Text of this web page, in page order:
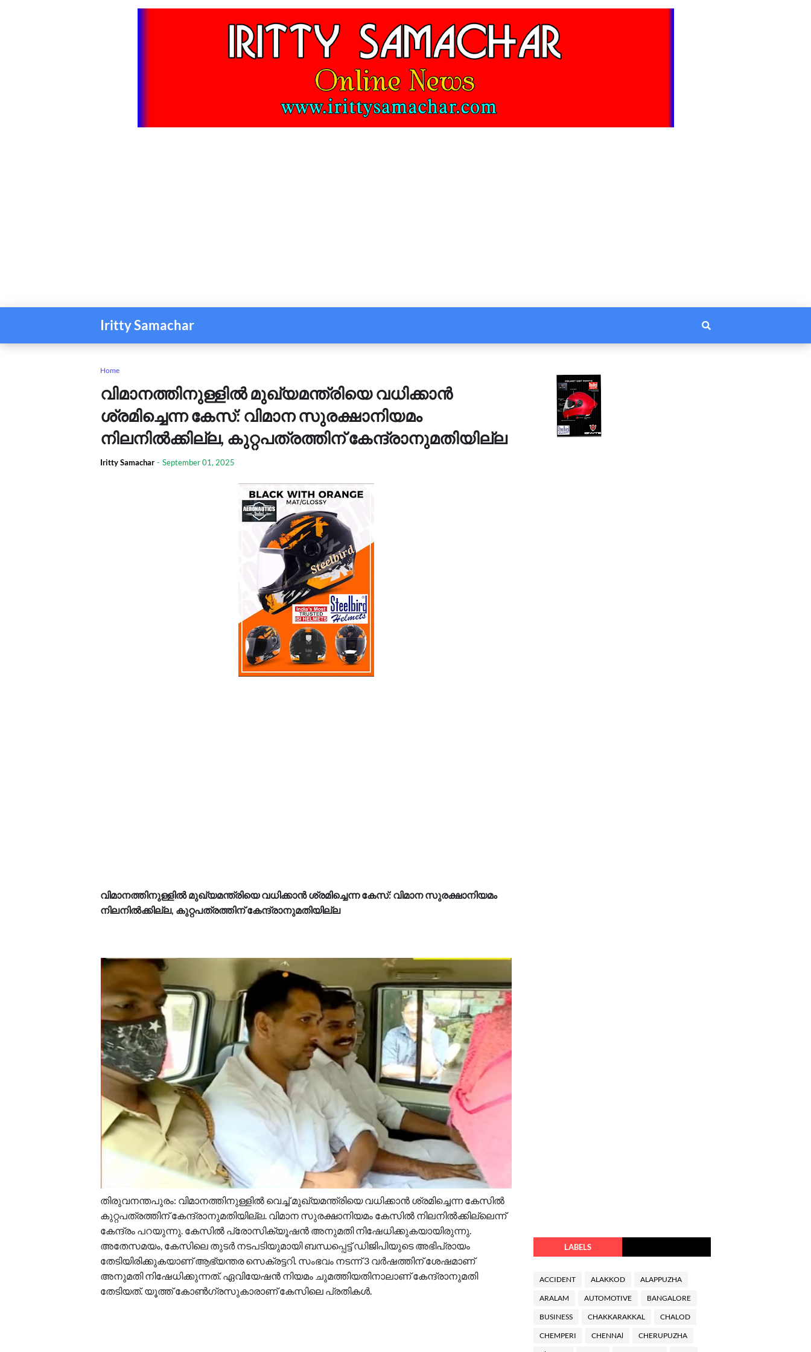
Iritty Samachar
Home
വിമാനത്തിനുള്ളിൽ മുഖ്യമന്ത്രിയെ വധിക്കാൻ
ശ്രമിച്ചെന്ന കേസ്: വിമാന സുരക്ഷാനിയമം
നിലനിൽക്കില്ല, കുറ്റപത്രത്തിന് കേന്ദ്രാനുമതിയില്ല
Iritty Samachar - September 01, 2025
വിമാനത്തിനുള്ളിൽ മുഖ്യമന്ത്രിയെ വധിക്കാൻ ശ്രമിച്ചെന്ന കേസ്: വിമാന സുരക്ഷാനിയമം
നിലനിൽക്കില്ല, കുറ്റപത്രത്തിന് കേന്ദ്രാനുമതിയില്ല
തിരുവനന്തപുരം: വിമാനത്തിനുള്ളിൽ വെച്ച് മുഖ്യമന്ത്രിയെ വധിക്കാൻ ശ്രമിച്ചെന്ന കേസിൽ
കുറ്റപത്രത്തിന് കേന്ദ്രാനുമതിയില്ല. വിമാന സുരക്ഷാനിയമം കേസിൽ നിലനിൽക്കില്ലെന്ന്
കേന്ദ്രം പറയുന്നു. കേസിൽ പ്രോസിക്യൂഷൻ അനുമതി നിഷേധിക്കുകയായിരുന്നു.
അതേസമയം, കേസിലെ തുടർ നടപടിയുമായി ബന്ധപ്പെട്ട് ഡിജിപിയുടെ അഭിപ്രായം
തേടിയിരിക്കുകയാണ് ആഭ്യന്തര സെക്രട്ടറി. സംഭവം നടന്ന് 3 വർഷത്തിന് ശേഷമാണ്
അനുമതി നിഷേധിക്കുന്നത്. ഏവിയേഷൻ നിയമം ചുമത്തിയതിനാലാണ് കേന്ദ്രാനുമതി
തേടിയത്. യൂത്ത് കോൺഗ്രസുകാരാണ് കേസിലെ പ്രതികൾ.
LABELS
ACCIDENT ALAKKOD ALAPPUZHA
ARALAM AUTOMOTIVE BANGALORE
BUSINESS CHAKKARAKKAL CHALOD
CHEMPERI CHENNAl CHERUPUZHA